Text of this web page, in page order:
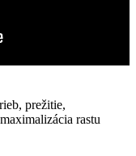
prežitie,
rastu